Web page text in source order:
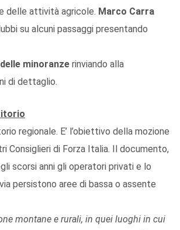
delle attività agricole. Marco Carra
su alcuni passaggi presentando
minoranze rinviando alla
di dettaglio.
regionale. E’ l’obiettivo della mozione
Consiglieri di Forza Italia. Il documento,
scorsi anni gli operatori privati e lo
persistono aree di bassa o assente
montane e rurali, in quei luoghi in cui